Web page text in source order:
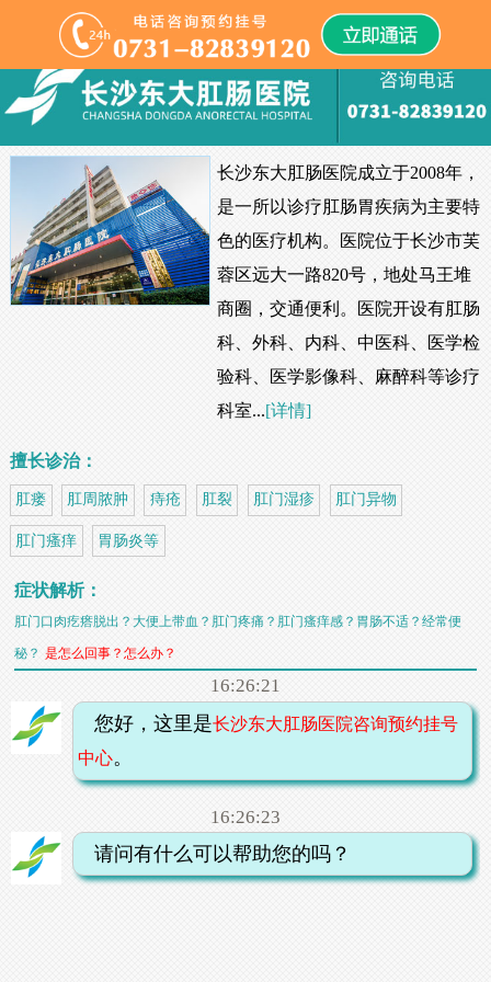
长沙东大肛肠医院成立于2008年，
是一所以诊疗肛肠胃疾病为主要特
色的医疗机构。医院位于长沙市芙
蓉区远大一路820号，地处马王堆
商圈，交通便利。医院开设有肛肠
科、外科、内科、中医科、医学检
验科、医学影像科、麻醉科等诊疗
科室...[详情]
擅长诊治：
肛瘘 肛周脓肿 痔疮 肛裂 肛门湿疹 肛门异物
肛门瘙痒 胃肠炎等
症状解析：
肛门口肉疙瘩脱出？大便上带血？肛门疼痛？肛门瘙痒感？胃肠不适？经常便
秘？ 是怎么回事？怎么办？
16:26:21
您好，这里是长沙东大肛肠医院咨询预约挂号
中心。
16:26:23
请问有什么可以帮助您的吗？